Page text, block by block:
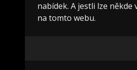
nabídek. A jestli lze
na tomto webu.